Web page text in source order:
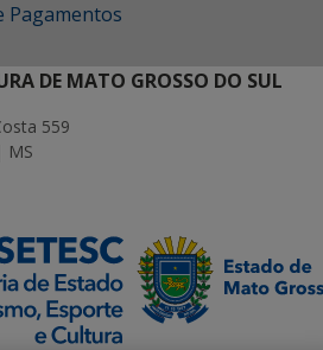
Pagamentos
DE MATO GROSSO DO SUL
559
MS